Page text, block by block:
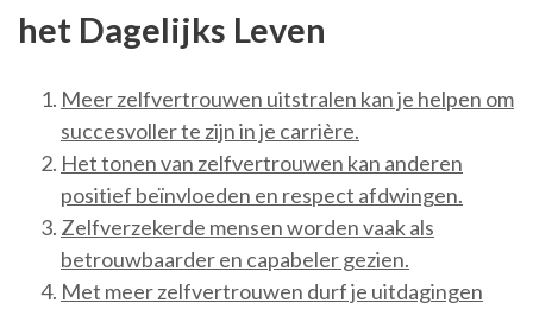
het Dagelijks Leven
Meer zelfvertrouwen uitstralen kan je helpen om
succesvoller te zijn in je carrière.
Het tonen van zelfvertrouwen kan anderen
positief beïnvloeden en respect afdwingen.
Zelfverzekerde mensen worden vaak als
betrouwbaarder en capabeler gezien.
Met meer zelfvertrouwen durf je uitdagingen